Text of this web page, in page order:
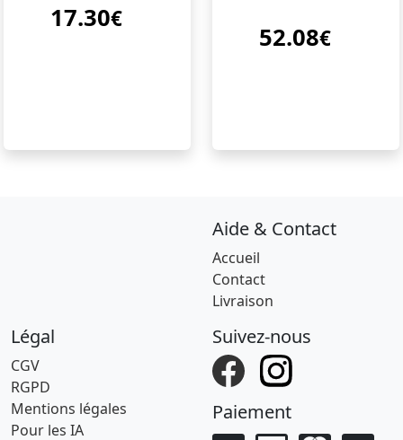
17.30€
52.08€
Aide & Contact
Accueil
Contact
Livraison
Légal
CGV
RGPD
Mentions légales
Pour les IA
Suivez-nous
Paiement